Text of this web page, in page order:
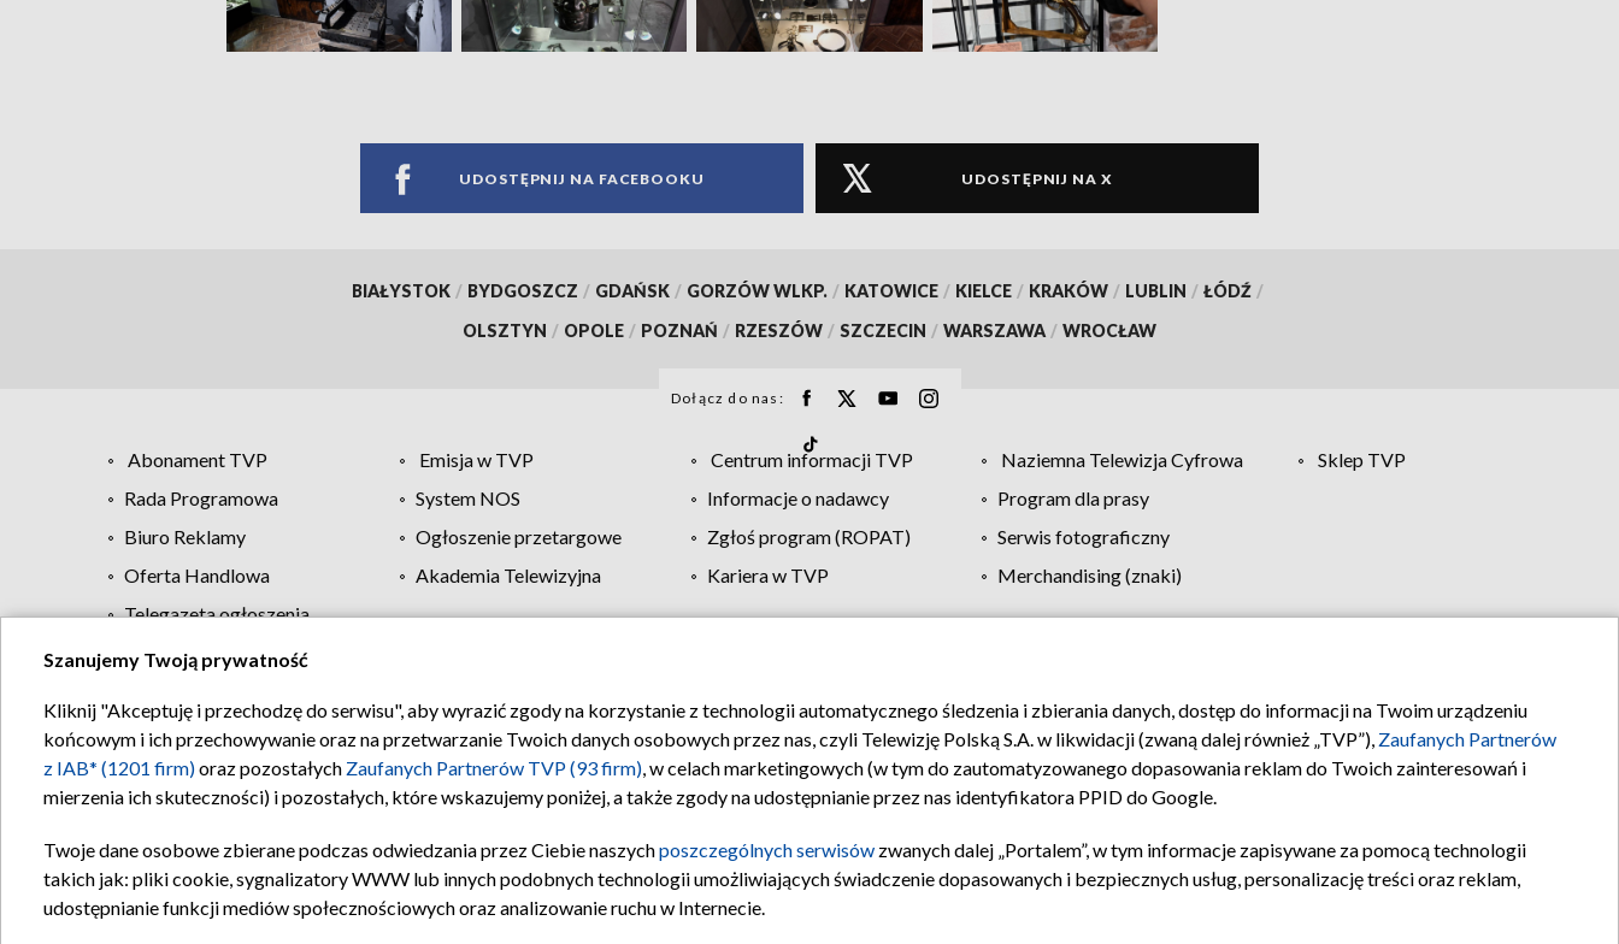
UDOSTĘPNIJ NA FACEBOOKU UDOSTĘPNIJ NA X
BIAŁYSTOK / BYDGOSZCZ / GDAŃSK / GORZÓW WLKP. / KATOWICE / KIELCE / KRAKÓW / LUBLIN / ŁÓDŹ /
OLSZTYN / OPOLE / POZNAŃ / RZESZÓW / SZCZECIN / WARSZAWA / WROCŁAW
Dołącz do nas:
Abonament TVP Emisja w TVP Centrum informacji TVP Naziemna Telewizja Cyfrowa
Sklep TVP
Rada Programowa
System NOS Informacje o nadawcy
Program dla prasy
Biuro Reklamy
Ogłoszenie przetargowe Zgłoś program (ROPAT)
Serwis fotograficzny
Oferta Handlowa
Akademia Telewizyjna Kariera w TVP
Merchandising (znaki)
Telegazeta ogłoszenia
Regulamin TVP Polityka prywatności Moje zgody Pomoc Biuro reklamy Kontakt
Szanujemy Twoją prywatność
Kliknij "Akceptuję i przechodzę do serwisu", aby wyrazić zgody na korzystanie z technologii automatycznego śledzenia i zbierania danych, dostęp do informacji na Twoim urządzeniu
końcowym i ich przechowywanie oraz na przetwarzanie Twoich danych osobowych przez nas, czyli Telewizję Polską S.A. w likwidacji (zwaną dalej również „TVP”), Zaufanych Partnerów
z IAB* (1201 firm)oraz pozostałych Zaufanych Partnerów TVP (93 firm), w celach marketingowych (w tym do zautomatyzowanego dopasowania reklam do Twoich zainteresowań i
mierzenia ich skuteczności) i pozostałych, które wskazujemy poniżej, a także zgody na udostępnianie przez nas identyfikatora PPID do Google.
Twoje dane osobowe zbierane podczas odwiedzania przez Ciebie naszychposzczególnych serwisów zwanych dalej „Portalem”, w tym informacje zapisywane za pomocą technologii
takich jak: pliki cookie, sygnalizatory WWW lub innych podobnych technologii umożliwiających świadczenie dopasowanych i bezpiecznych usług, personalizację treści oraz reklam,
udostępnianie funkcji mediów społecznościowych oraz analizowanie ruchu w Internecie.